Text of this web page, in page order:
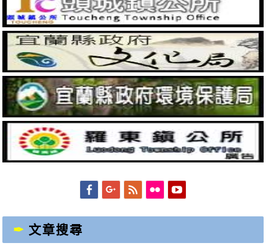
FacebookGoogleplus
Feed Flickr
文章搜尋